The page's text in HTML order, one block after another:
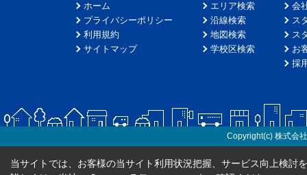
ホーム
プライバシーポリシー
利用規約
サイトマップ
エリア検索
沿線検索
地図検索
学校区検索
会
ス
ス
お
採
Copyright(c) 株式会
当サイトでは、お客様の当サイト利用状況把握、サービス向上検討